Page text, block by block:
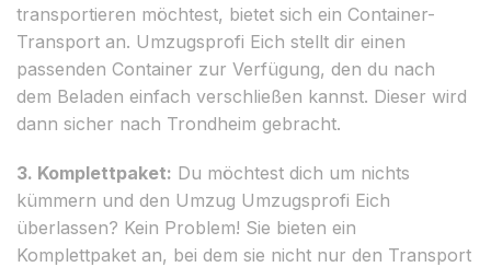
transportieren möchtest, bietet sich ein Container-
Transport an. Umzugsprofi Eich stellt dir einen
passenden Container zur Verfügung, den du nach
dem Beladen einfach verschließen kannst. Dieser wird
dann sicher nach Trondheim gebracht.
3. Komplettpaket: Du möchtest dich um nichts
kümmern und den Umzug Umzugsprofi Eich
überlassen? Kein Problem! Sie bieten ein
Komplettpaket an, bei dem sie nicht nur den Transport